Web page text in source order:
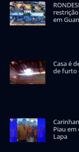
em
Casa é
de furto
Piau em
Lapa